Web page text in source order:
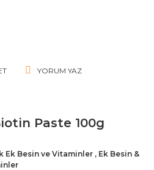
YORUM YAZ
Paste 100g
Ek Besin ve Vitaminler , Ek Besin &